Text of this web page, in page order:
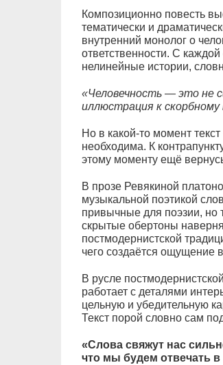
Композиционно повесть
тематически и
внутренний монолог о
ответственности. С
нелинейные истории,
«Человечность — это не
иллюстрация к
Но в какой-то момент
необходима. К
этому моменту ещё
В прозе Ревякиной
музыкальной поэтикой
привычные для поэзии, но
скрытые обертоны
постмодернистской
чего создаётся ощущение
В русле
работает с деталями
цельную и убедительную
Текст порой словно сам
«Слова свяжут нас
что мы будем отвечать в